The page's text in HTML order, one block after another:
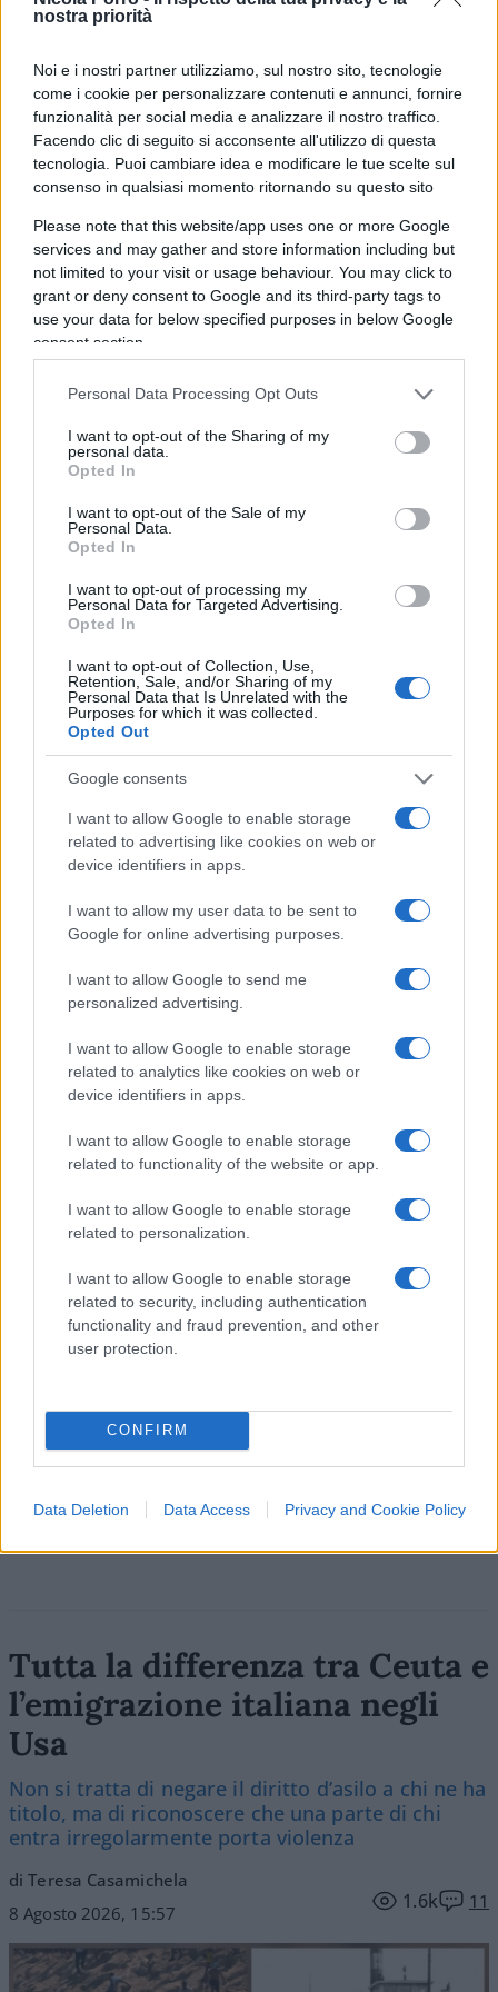
nostra priorità
Noi e i nostri partner utilizziamo, sul nostro sito, tecnologie
come i cookie per personalizzare contenuti e annunci, fornire
funzionalità per social media e analizzare il nostro traffico.
Facendo clic di seguito si acconsente all'utilizzo di questa
tecnologia. Puoi cambiare idea e modificare le tue scelte sul
consenso in qualsiasi momento ritornando su questo sito
Please note that this website/app uses one or more Google
services and may gather and store information including but
not limited to your visit or usage behaviour. You may click to
grant or deny consent to Google and its third-party tags to
use your data for below specified purposes in below Google
consent section.
Personal Data Processing Opt Outs
I want to opt-out of the Sharing of my
personal data.
Opted In
I want to opt-out of the Sale of my
Personal Data.
Opted In
I want to opt-out of processing my
Personal Data for Targeted Advertising.
Opted In
I want to opt-out of Collection, Use,
Retention, Sale, and/or Sharing of my
Personal Data that Is Unrelated with the
Purposes for which it was collected.
Opted Out
Google consents
I want to allow Google to enable storage
related to advertising like cookies on web or
device identifiers in apps.
I want to allow my user data to be sent to
Google for online advertising purposes.
I want to allow Google to send me
personalized advertising.
I want to allow Google to enable storage
related to analytics like cookies on web or
device identifiers in apps.
I want to allow Google to enable storage
related to functionality of the website or app.
I want to allow Google to enable storage
related to personalization.
I want to allow Google to enable storage
related to security, including authentication
functionality and fraud prevention, and other
user protection.
CONFIRM
Data Deletion Data Access Privacy and Cookie Policy
non sarà il candidato, la divisione tra i vari partiti
della coalizione, le uscite sui giornali, i comunicati
stampa, le smentite. È un qualcosa che agli
elettori evidentemente non piace, non è piaciuto,
in particolare duranteelezioni regionaliin cui il
voto territoriale conta molto.
Questa immagine didisunione del centrodestra
non ha giovato al risultato e quindi bisogna farne
tesoro per evitare che in futuro si ripetano eventi
questo risultato incida né sulla tenuta del governo
né sul tema delle europee.
quanto sia una elezione regionale è chiaro che
destino della Sardegna non coincide con il
destino dell’Italiae di contro le elezioni europee
si basano su un voto di opinione, in cui si sceglie
più vicini. Il risultato dei partiti di centrodestra
sarà a mio modo di vedere buono.
Non bisogna dunque esagerare nel leggere
negativamente il risultato della Sardegna, ma non
bisogna neanche far finta che non sia successo
nulla e fare in modo che quanto è accaduto sia da
lezione per la coalizione anche in futuro.
Francesco Giubilei, 27 febbraio 2024
Nicolaporro.it è anche su Whatsapp. È sufficiente
aggiornati (gratis).
Leggi i commenti
SEDUTE SATIRICHE
Vai all'archivio delle vignette
Tutta la differenza tra Ceuta e
l’emigrazione italiana negli
Usa
Non si tratta di negare il diritto d’asilo a chi ne ha
titolo, ma di riconoscere che una parte di chi
entra irregolarmente porta violenza
di Teresa Casamichela
8 Agosto 2026, 15:57
1.6k 11